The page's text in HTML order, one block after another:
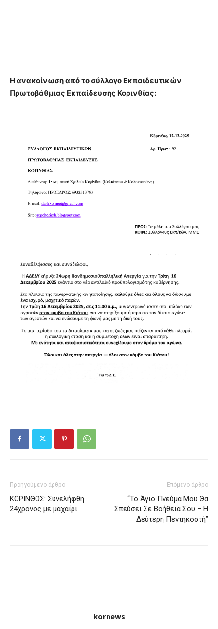
Η ανακοίνωση από το σύλλογο Εκπαιδευτικών
Πρωτοβάθμιας Εκπαίδευσης Κορινθίας:
Προηγούμενο άρθρο
ΚΟΡΙΝΘΟΣ: Συνελήφθη
24χρονος με μαχαίρι
Επόμενο άρθρο
“Το Άγιο Πνεύμα Μου Θα
Σπεύσει Σε Βοήθεια Σου – Η
Δεύτερη Πεντηκοστή”
kornews